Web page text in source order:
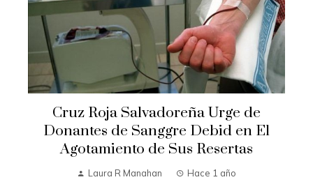
Cruz Roja Salvadoreña Urge de
Donantes de Sanggre Debid en El
Agotamiento de Sus Resertas
Laura R Manahan Hace 1 año